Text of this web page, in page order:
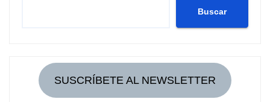
Buscar
SUSCRÍBETE AL NEWSLETTER